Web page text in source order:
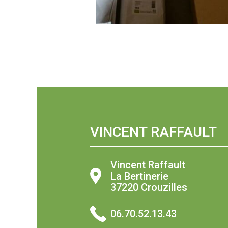
VINCENT RAFFAULT
Vincent Raffault
La Bertinerie
37220 Crouzilles
06.70.52.13.43